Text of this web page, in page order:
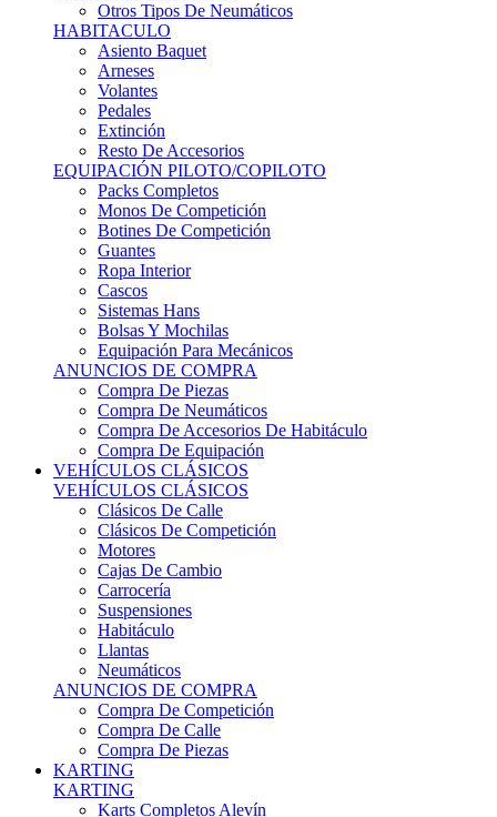
Asiento Baquet
Arneses
Volantes
Pedales
Extinción
Resto De Accesorios
EQUIPACIÓN PILOTO/COPILOTO
Packs Completos
Monos De Competición
Botines De Competición
Guantes
Ropa Interior
Cascos
Sistemas Hans
Bolsas Y Mochilas
Equipación Para Mecánicos
ANUNCIOS DE COMPRA
Compra De Piezas
Compra De Neumáticos
Compra De Accesorios De Habitáculo
Compra De Equipación
VEHÍCULOS CLÁSICOS
VEHÍCULOS CLÁSICOS
Clásicos De Calle
Clásicos De Competición
Motores
Cajas De Cambio
Carrocería
Suspensiones
Habitáculo
Llantas
Neumáticos
ANUNCIOS DE COMPRA
Compra De Competición
Compra De Calle
Compra De Piezas
KARTING
KARTING
Karts Completos Alevín
Karts Completos Cadete